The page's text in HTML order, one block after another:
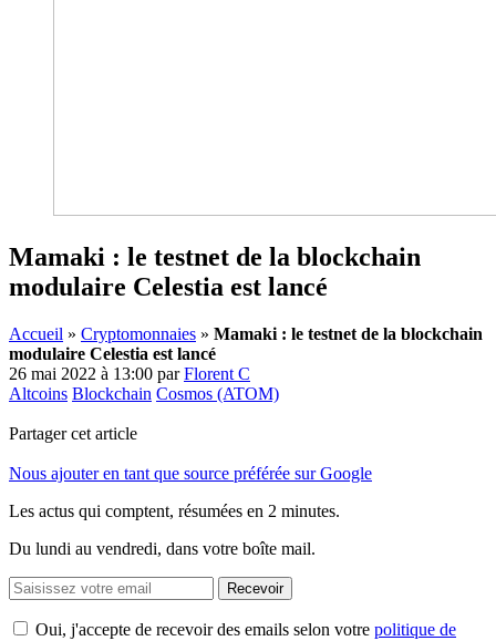
Mamaki : le testnet de la blockchain
modulaire Celestia est lancé
Accueil » Cryptomonnaies » Mamaki : le testnet de la blockchain
modulaire Celestia est lancé
26 mai 2022 à 13:00 parFlorent C
Altcoins Blockchain Cosmos (ATOM)
Partager cet article
Nous ajouter en tant que source préférée sur Google
Les actus qui comptent, résumées en 2 minutes.
Du lundi au vendredi, dans votre boîte mail.
Recevoir
Oui, j'accepte de recevoir des emails selon votre politique de